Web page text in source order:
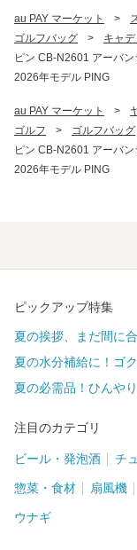
au PAY マーケット >
ゴルフバッグ
> キャ
ピン CB-N2601 アーバ
2026年モデル PING
au PAY マーケット >
ゴルフ
> ゴルフバッグ
ピン CB-N2601 アーバ
2026年モデル PING
ピックアップ特集
夏の挨拶、まだ間に合
夏の水分補給に！ゴ
夏の必需品！ひんや
注目のカテゴリ
ビール・発泡酒 チ
惣菜・食材 扇風機
ウナギ